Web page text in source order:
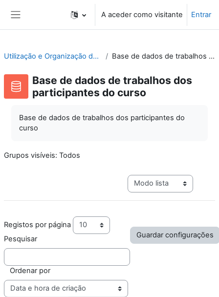
A aceder como visitante Entrar
Utilização e Organização de Laboratórios Escolares Base de dados de trabalhos dos participantes do curso
Base de dados de trabalhos dos
participantes do curso
Base de dados de trabalhos dos participantes do
curso
Grupos visíveis: Todos
Navegação terciária do
Registos por página
Pesquisar
Ordenar por